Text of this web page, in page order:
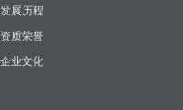
发展历程
资质荣誉
企业文化